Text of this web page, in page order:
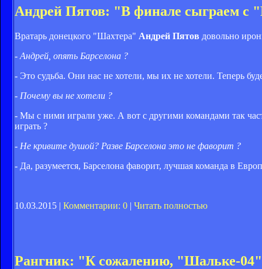
Андрей Пятов: "В финале сыграем с
Вратарь донецкого "Шахтера" Андрей Пятов довольно
- Андрей, опять Барселона ?
- Это судьба. Они нас не хотели, мы их не хотели. Теперь
- Почему вы не хотели ?
- Мы с ними играли уже. А вот с другими командами так
играть ?
- Не кривите душой? Разве Барселона это не фаворит ?
- Да, разумеется, Барселона фаворит, лучшая команда в
10.03.2015 | Комментарии: 0 | Читать полностью
Рангник: "К сожалению, "Шальке-04"